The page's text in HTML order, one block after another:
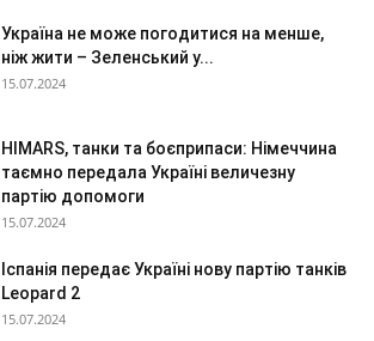
Україна не може погодитися на менше,
ніж жити – Зеленський у...
15.07.2024
HIMARS, танки та боєприпаси: Німеччина
таємно передала Україні величезну
партію допомоги
15.07.2024
Іспанія передає Україні нову партію танків
Leopard 2
15.07.2024